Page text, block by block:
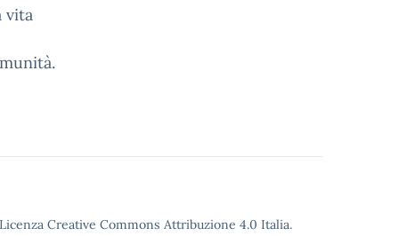
vita
Creative Commons Attribuzione 4.0 Italia.